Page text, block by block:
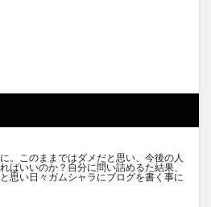
。このままではダメだと思い、今後の人
ばいいのか？自分に問い詰めるた結果、
思い日々ガムシャラにブログを書く事に